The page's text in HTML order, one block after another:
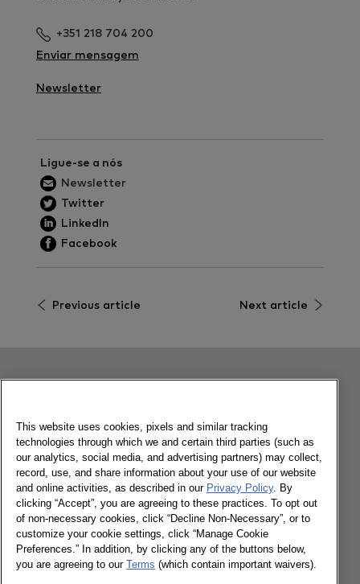
+351 218 704 200
Enviar mensagem
Newsletter
Ligue-se a nós
Newsletter
Twitter
LinkedIn
Facebook
Previous article Next article
Posicionamento: o futuro das cervejas
03/07/2020
A cerveja parece encaixar na perfeição e de
forma natural como produto de futuro.
This website uses cookies, pixels and similar tracking
technologies through which we and certain third parties (such as
our analytics, social media, and advertising partners) may collect,
record, use, and share information about your use of our website
and online activities, as described in our Privacy Policy. By
clicking “Accept”, you are agreeing to these practices. To opt out
of non-necessary cookies, click “Decline Non-Necessary”, or to
customize your cookie settings, click “Manage Cookie
Preferences.” In addition, by clicking any of the buttons below,
you are agreeing to our Terms (which contain important waivers).